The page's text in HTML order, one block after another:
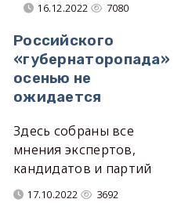
16.12.2022 7080
Российского
«губернаторопада»
осенью не
ожидается
Здесь собраны все
мнения экспертов,
кандидатов и партий
17.10.2022 3692